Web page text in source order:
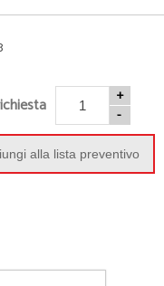
• Borracce
• Beauty e
• Cappellini
• Occhiali
• Ciabatte
• Braccialetti
+
-
alla lista preventivo